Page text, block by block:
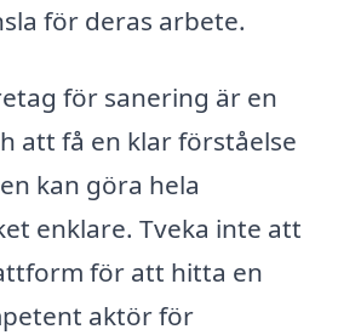
för deras arbete.
för sanering är en
att få en klar förståelse
kan göra hela
enklare. Tveka inte att
för att hitta en
aktör för